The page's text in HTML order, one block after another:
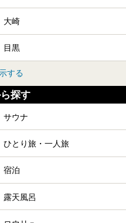
大崎
目黒
する
探す
サウナ
ひとり旅・一人旅
宿泊
露天風呂